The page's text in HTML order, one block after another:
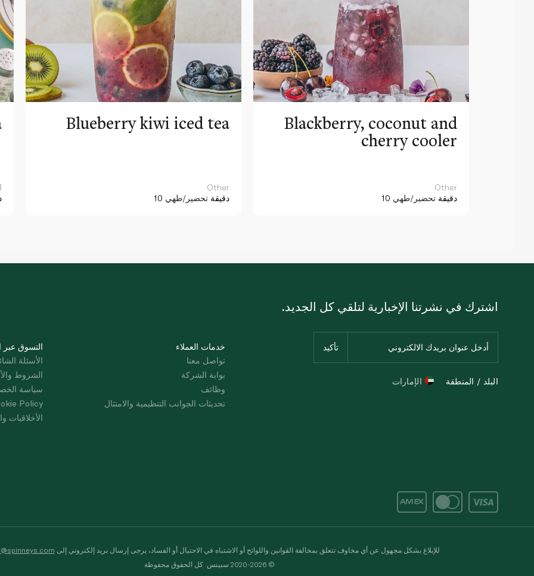
Blueberry kiwi iced tea
Other
10 دقيقة تحضير/طهي
Blackberry, coconut and
cherry cooler
Other
10 دقيقة تحضير/طهي
التسوق عبر
الأسئلة
الشروط
سياسة
Policy
الأخلاقيات
خدمات العملاء
تواصل معنا
بوابة الشركة
وظائف
تحديثات الجوانب التنظيمية والامتثال
اشترك في نشرتنا الإخبارية لتلقي كل الجديد.
البلد / المنطقة الإمارات
للإبلاغ بشكل مجهول عن أي مخاوف تتعلق بمخالفة القوانين واللوائح أو الاشتباه في الاحتيال أو الفساد، يرجى إرسال بريد إلكتروني إلى
© 2020-2026 سبينس. كل الحقوق محفوظة